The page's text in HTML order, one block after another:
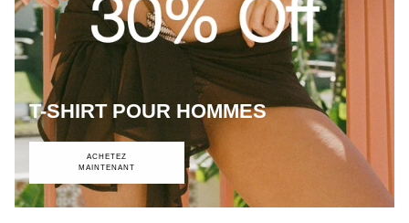
T-SHIRT POUR HOMMES
ACHETEZ
MAINTENANT